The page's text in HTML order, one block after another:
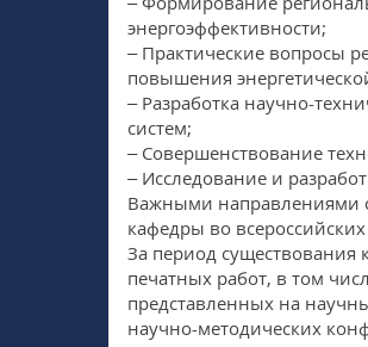
энергоэффективности;
– Практические вопросы
повышения
– Разработка научно-
систем;
– Совершенствование
– Исследование и
Важными направлениями
кафедры во
За период
печатных работ, в том
представленных на
научно-методических